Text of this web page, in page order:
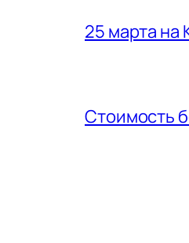
25 марта на
Стоимость